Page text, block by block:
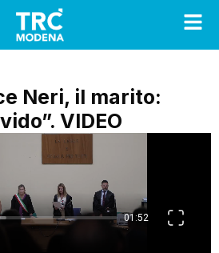
Neri, il marito:
VIDEO